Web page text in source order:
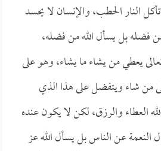
النار الحطب، والإنسان لا يحسد
فضله بل يسأل الله من فضله،
يعطي من يشاء ما يشاء، وهو على
شاء ويتفضل على هذا الذي
العطاء والرزق، لكن لا يكون عنده
النعمة عن الناس بل يسأل الله عز